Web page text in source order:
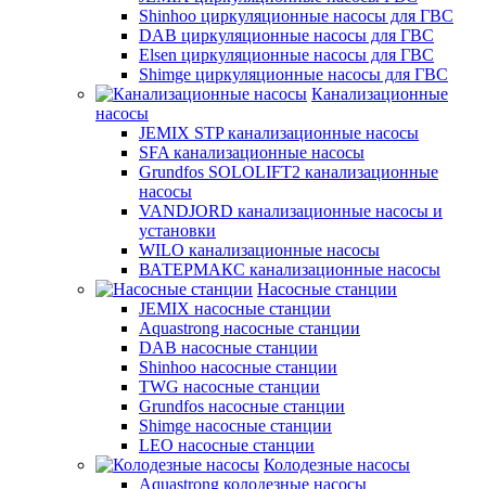
Shinhoo циркуляционные насосы для ГВС
DAB циркуляционные насосы для ГВС
Elsen циркуляционные насосы для ГВС
Shimge циркуляционные насосы для ГВС
Канализационные
насосы
JEMIX STP канализационные насосы
SFA канализационные насосы
Grundfos SOLOLIFT2 канализационные
насосы
VANDJORD канализационные насосы и
установки
WILO канализационные насосы
ВАТЕРМАКС канализационные насосы
Насосные станции
JEMIX насосные станции
Aquastrong насосные станции
DAB насосные станции
Shinhoo насосные станции
TWG насосные станции
Grundfos насосные станции
Shimge насосные станции
LEO насосные станции
Колодезные насосы
Aquastrong колодезные насосы